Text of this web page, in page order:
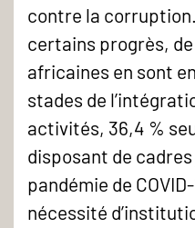
contre la
certains progrès,
africaines en sont
stades de
activités, 36,4 %
disposant de
pandémie de
nécessité